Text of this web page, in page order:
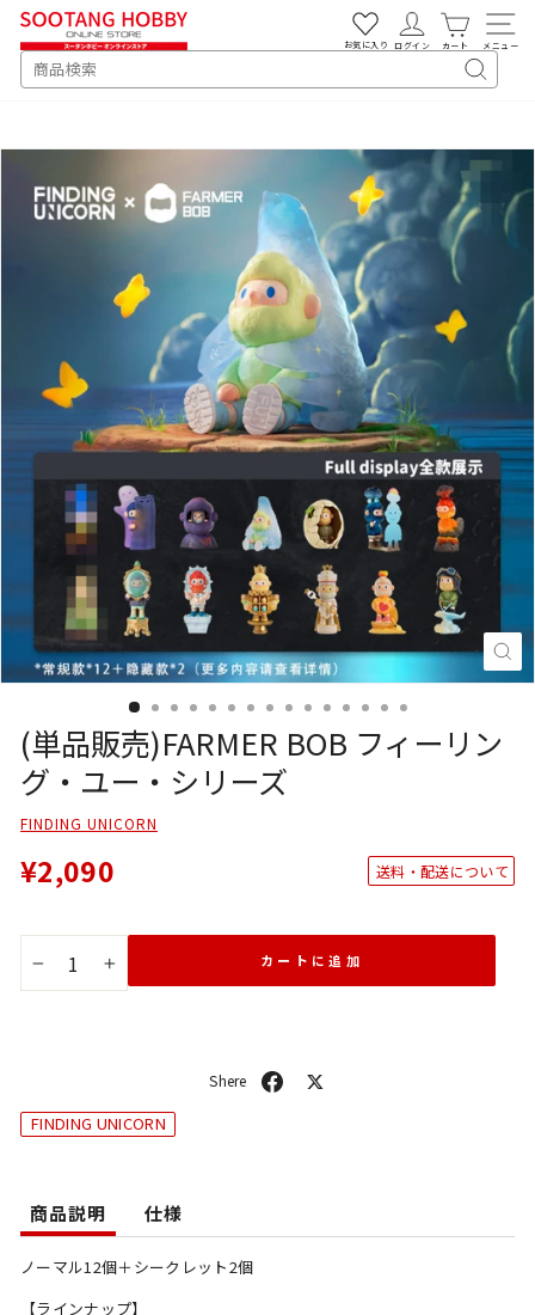
SEARCH
キ
ー
検
お気に入り ログイン カート メニュー
閉
じ
(単品販売)FARMER BOB フィーリン
グ・ユー・シリーズ
FINDING UNICORN
¥2,090 送料・配送について
+
カートに追加
シ
FINDING UNICORN
商品説明 仕様
ノーマル12個＋シークレット2個
【ラインナップ】